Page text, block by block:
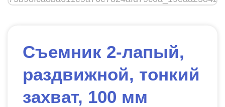
Съемник 2-лапый,
раздвижной, тонкий
захват, 100 мм